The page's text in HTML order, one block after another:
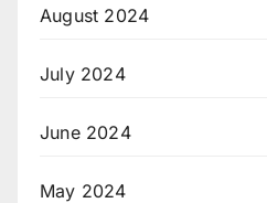
August 2024
July 2024
June 2024
May 2024